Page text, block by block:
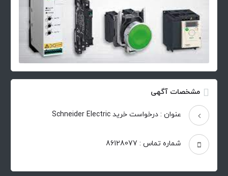
مشخصات آگهی
عنوان : درخواست خرید Schneider Electric
شماره تماس : 86128077